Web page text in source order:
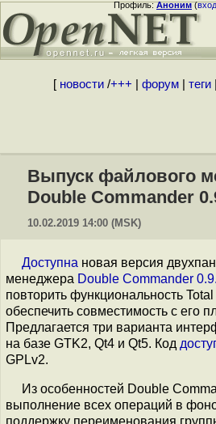
Профиль:Аноним(вход
[ новости/+++ форум| теги|
Выпуск файлового
Double Commander
10.02.2019 14:00 (MSK)
Доступна новая версия
менеджера Double Commander
повторить функциональность
обеспечить совместимость с его
Предлагается три варианта
на базе GTK2, Qt4 и Qt5. Код
GPLv2.
Из особенностей Double
выполнение всех операций в
поддержку переименования